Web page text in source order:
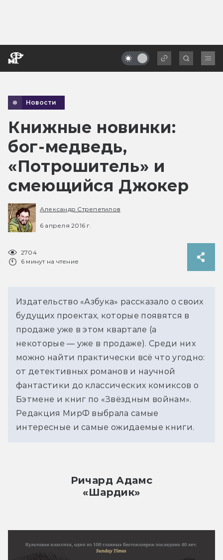
Новости
Книжные новинки:
бог-медведь,
«Потрошитель» и
смеющийся Джокер
Александр Стрепетилов
6 апреля 2016 г.
2704
6 минут на чтение
Издательство «Азбука» рассказало о своих
будущих проектах, которые появятся в
продаже уже в этом квартале (а
некоторые — уже в продаже). Среди них
можно найти практически всё что угодно:
от детективных романов и научной
фантастики до классических комиксов о
Бэтмене и книг по «Звёздным войнам».
Редакция МирФ выбрала самые
интересные и самые ожидаемые книги.
Ричард Адамс
«Шардик»